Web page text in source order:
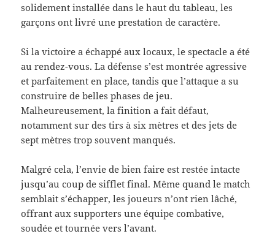
solidement installée dans le haut du tableau, les
garçons ont livré une prestation de caractère.
Si la victoire a échappé aux locaux, le spectacle a été
au rendez-vous. La défense s’est montrée agressive
et parfaitement en place, tandis que l’attaque a su
construire de belles phases de jeu.
Malheureusement, la finition a fait défaut,
notamment sur des tirs à six mètres et des jets de
sept mètres trop souvent manqués.
Malgré cela, l’envie de bien faire est restée intacte
jusqu’au coup de sifflet final. Même quand le match
semblait s’échapper, les joueurs n’ont rien lâché,
offrant aux supporters une équipe combative,
soudée et tournée vers l’avant.